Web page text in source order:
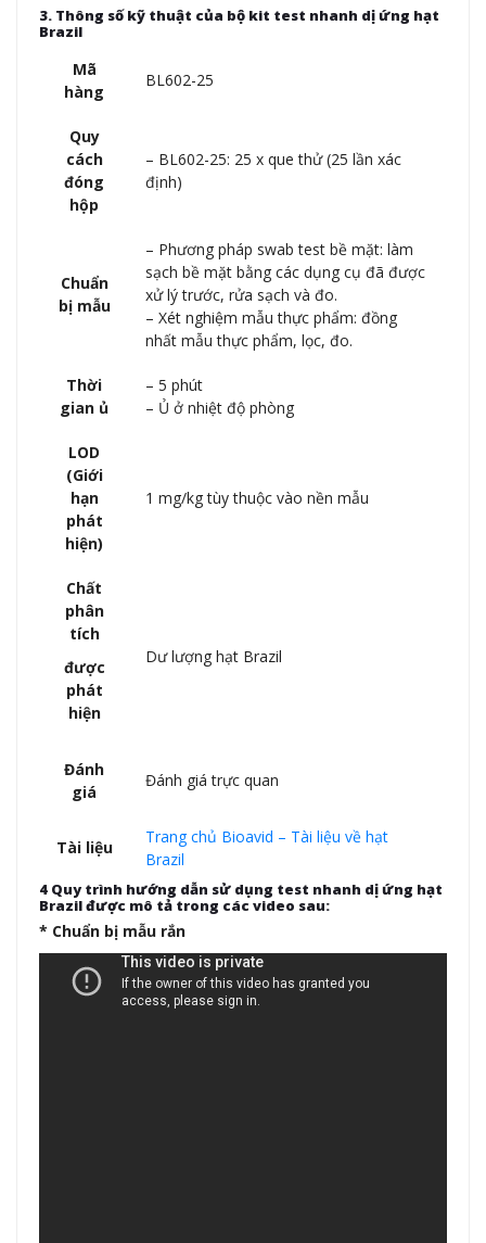
3. Thông số kỹ thuật của bộ kit test nhanh dị ứng hạt
Brazil
Mã
hàng
BL602-25
Quy
cách
đóng
hộp
– BL602-25: 25 x que thử (25 lần xác
định)
Chuẩn
bị mẫu
– Phương pháp swab test bề mặt: làm
sạch bề mặt bằng các dụng cụ đã được
xử lý trước, rửa sạch và đo.
– Xét nghiệm mẫu thực phẩm: đồng
nhất mẫu thực phẩm, lọc, đo.
Thời
gian ủ
– 5 phút
– Ủ ở nhiệt độ phòng
LOD
(Giới
hạn
phát
hiện)
1 mg/kg tùy thuộc vào nền mẫu
Chất
phân
tích
được
phát
hiện
Dư lượng hạt Brazil
Đánh
giá
Đánh giá trực quan
Tài liệu
Trang chủ Bioavid – Tài liệu về hạt
Brazil
4 Quy trình hướng dẫn sử dụng test nhanh dị ứng hạt
Brazil được mô tả trong các video sau:
* Chuẩn bị mẫu rắn